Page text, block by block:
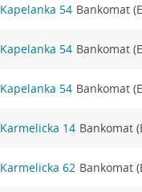
54 Bankomat
54 Bankomat
54 Bankomat
14 Bankomat
62 Bankomat